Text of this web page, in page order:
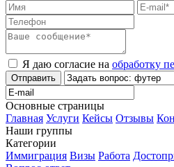
Я даю согласие на обработку
Отправить
Основные страницы
Главная Услуги Кейсы Отзывы
Наши группы
Категории
Иммиграция Визы Работа